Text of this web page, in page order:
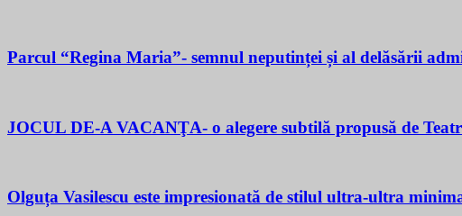
Parcul “Regina Maria”- semnul neputinței și al delăsării
JOCUL DE-A VACANŢA- o alegere subtilă propusă de
Olguța Vasilescu este impresionată de stilul ultra-ultra